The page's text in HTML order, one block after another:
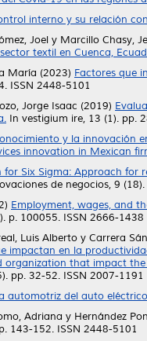
interno y su relación
Joel y Marcillo Chasy,
textil en Cuenca,
María (2023) Factores que
ISSN 2448-5101
Jorge Isaac (2019)
In vestigium ire, 13 (1). pp.
y la innovación
innovation in Mexican
for Six Sigma: Approach for
de negocios, 9
Employment, wages, and
p. 100055. ISSN 2666-1438
Luis Alberto y Carrera
impactan en la
organization that impact
pp. 32-52. ISSN 2007-1191
automotriz del auto
Adriana y Hernández
143-152. ISSN 2448-5101